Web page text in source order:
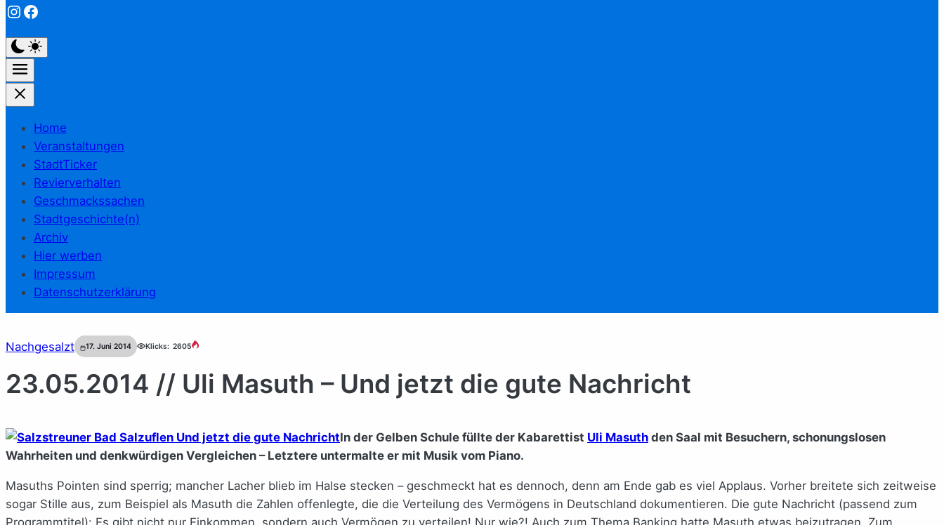
Instagram
Facebook
Home
Veranstaltungen
StadtTicker
Revierverhalten
Geschmackssachen
Stadtgeschichte(n)
Archiv
Hier werben
Impressum
Datenschutzerklärung
Nachgesalzt 17. Juni 2014 Klicks: 2605
23.05.2014 // Uli Masuth – Und jetzt die gute Nachricht
In der Gelben Schule füllte der Kabarettist Uli Masuth den Saal mit Besuchern, schonungslosen
Wahrheiten und denkwürdigen Vergleichen – Letztere untermalte er mit Musik vom Piano.
Masuths Pointen sind sperrig; mancher Lacher blieb im Halse stecken – geschmeckt hat es dennoch, denn am Ende gab es viel Applaus. Vorher breitete sich zeitweise
sogar Stille aus, zum Beispiel als Masuth die Zahlen offenlegte, die die Verteilung des Vermögens in Deutschland dokumentieren. Die gute Nachricht (passend zum
Programmtitel): Es gibt nicht nur Einkommen, sondern auch Vermögen zu verteilen! Nur wie?! Auch zum Thema Banking hatte Masuth etwas beizutragen. Zum